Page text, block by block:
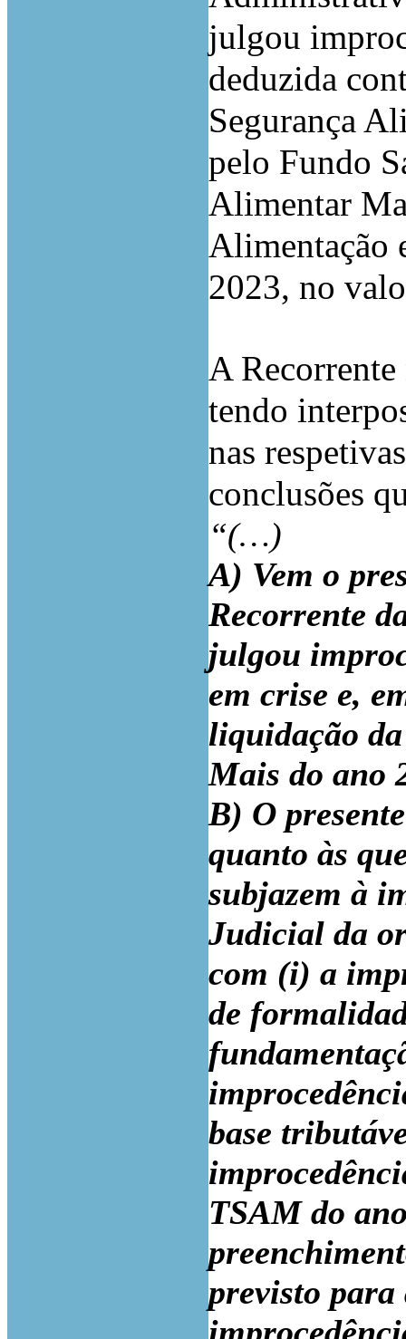
julgou
deduzida
Segurança
pelo Fundo
Alimentar
Alimentação
2023, no
A
tendo
nas
conclusões
“(…)
A) Vem o
Recorrente
julgou
em crise e,
liquidação
Mais do ano
B) O
quanto às
subjazem à
Judicial da
com (i) a
de
base
TSAM do
previsto